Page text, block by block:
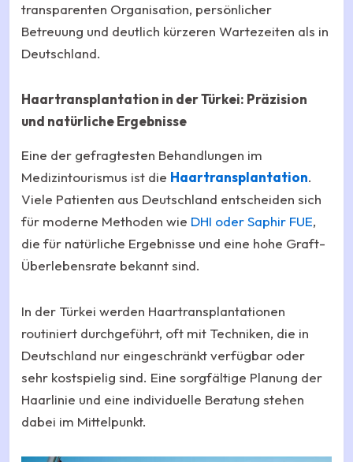
transparenten Organisation, persönlicher
Betreuung und deutlich kürzeren Wartezeiten als in
Deutschland.
Haartransplantation in der Türkei: Präzision
und natürliche Ergebnisse
Eine der gefragtesten Behandlungen im
Medizintourismus ist die Haartransplantation.
Viele Patienten aus Deutschland entscheiden sich
für moderne Methoden wie DHI oder Saphir FUE,
die für natürliche Ergebnisse und eine hohe Graft-
Überlebensrate bekannt sind.
In der Türkei werden Haartransplantationen
routiniert durchgeführt, oft mit Techniken, die in
Deutschland nur eingeschränkt verfügbar oder
sehr kostspielig sind. Eine sorgfältige Planung der
Haarlinie und eine individuelle Beratung stehen
dabei im Mittelpunkt.